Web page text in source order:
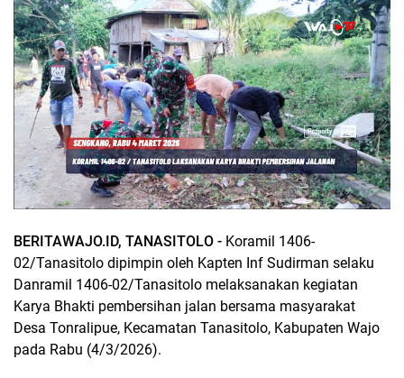
BERITAWAJO.ID, TANASITOLO - Koramil 1406-
02/Tanasitolo dipimpin oleh Kapten Inf Sudirman selaku
Danramil 1406-02/Tanasitolo melaksanakan kegiatan
Karya Bhakti pembersihan jalan bersama masyarakat
Desa Tonralipue, Kecamatan Tanasitolo, Kabupaten Wajo
pada Rabu (4/3/2026).